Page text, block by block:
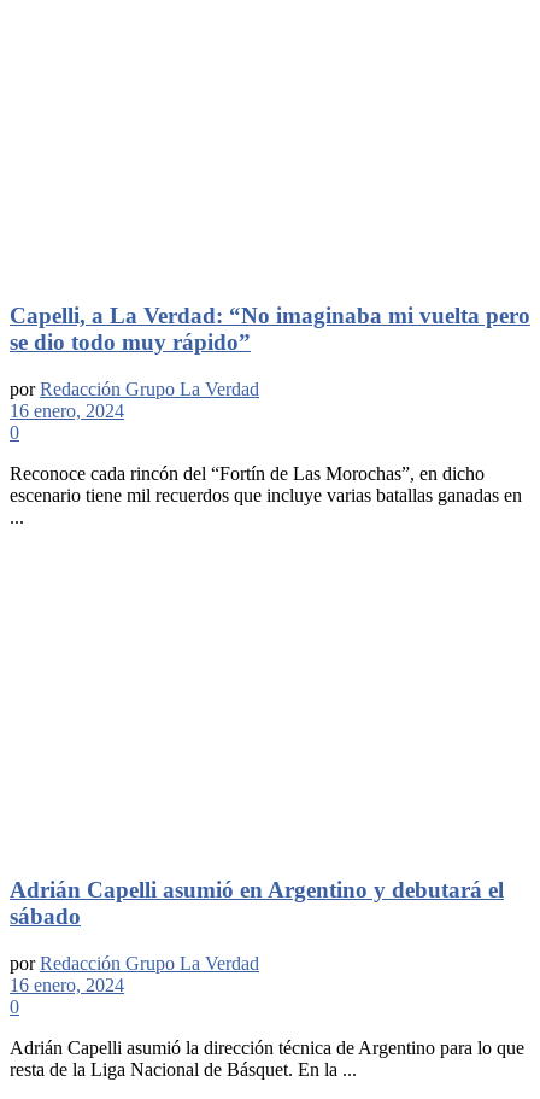
Capelli, a La Verdad: “No imaginaba mi vuelta pero
se dio todo muy rápido”
por Redacción Grupo La Verdad
16 enero, 2024
0
Reconoce cada rincón del “Fortín de Las Morochas”, en dicho
escenario tiene mil recuerdos que incluye varias batallas ganadas en
...
Adrián Capelli asumió en Argentino y debutará el
sábado
por Redacción Grupo La Verdad
16 enero, 2024
0
Adrián Capelli asumió la dirección técnica de Argentino para lo que
resta de la Liga Nacional de Básquet. En la ...